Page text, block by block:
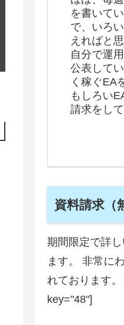
を書いて
で、いろ
えればと
自分で運
公表して
く稼ぐEA
もしろい
請求をし
資料請求（
期間限定で詳
ます。 非常に
れております
key="48"]